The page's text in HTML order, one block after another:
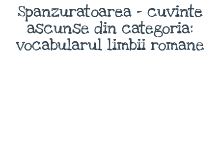
Spanzuratoarea - cuvinte
ascunse din categoria:
vocabularul limbii romane